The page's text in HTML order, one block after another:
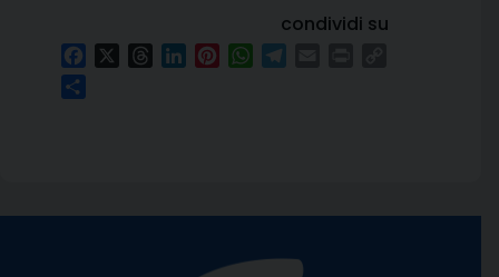
condividi su
FacebookThreadsLinkedInPinterestWhatsApp